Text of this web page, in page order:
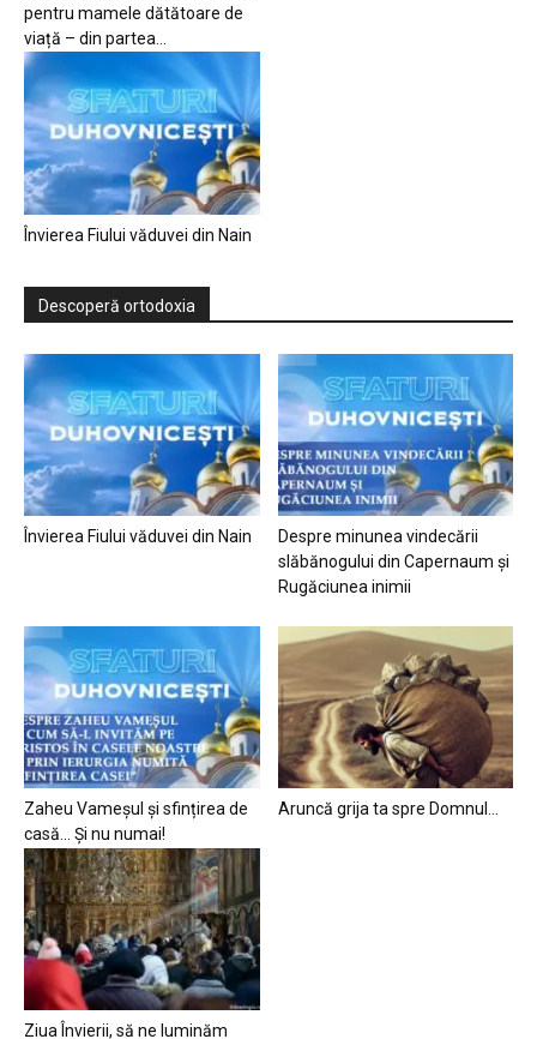
pentru mamele dătătoare de
viață – din partea...
Învierea Fiului văduvei din Nain
Descoperă ortodoxia
Învierea Fiului văduvei din Nain
Despre minunea vindecării
slăbănogului din Capernaum și
Rugăciunea inimii
Zaheu Vameșul și sfințirea de
casă… Și nu numai!
Aruncă grija ta spre Domnul…
Ziua Învierii, să ne luminăm